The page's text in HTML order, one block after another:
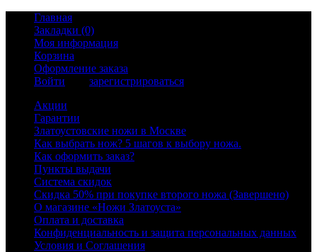
Главная
Закладки (0)
Моя информация
Корзина
Оформление заказа
Войти
зарегистрироваться
Акции
Гарантии
Златоустовские ножи в Москве
Как выбрать нож? 5 шагов к выбору ножа.
Как оформить заказ?
Пункты выдачи
Система скидок
Скидка 50% при покупке второго ножа (Завершено)
О магазине «Ножи Златоуста»
Оплата и доставка
Конфиденциальность и защита персональных данных
Условия и Соглашения